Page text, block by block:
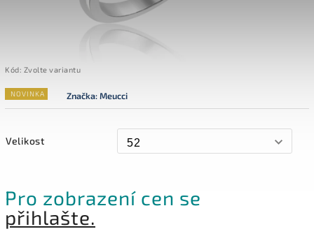
Kód: Zvolte variantu
NOVINKA Značka:Meucci
Velikost
Pro zobrazení cen se
přihlašte.